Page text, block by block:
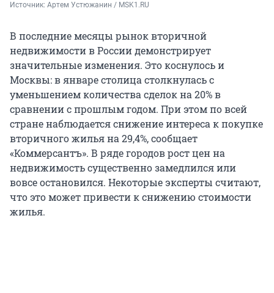
Источник: Артем Устюжанин / MSK1.RU
В последние месяцы рынок вторичной
недвижимости в России демонстрирует
значительные изменения. Это коснулось и
Москвы: в январе столица столкнулась с
уменьшением количества сделок на 20% в
сравнении с прошлым годом. При этом по всей
стране наблюдается снижение интереса к покупке
вторичного жилья на 29,4%, сообщает
«Коммерсантъ». В ряде городов рост цен на
недвижимость существенно замедлился или
вовсе остановился. Некоторые эксперты считают,
что это может привести к снижению стоимости
жилья.